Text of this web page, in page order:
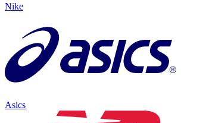
Nike
Asics